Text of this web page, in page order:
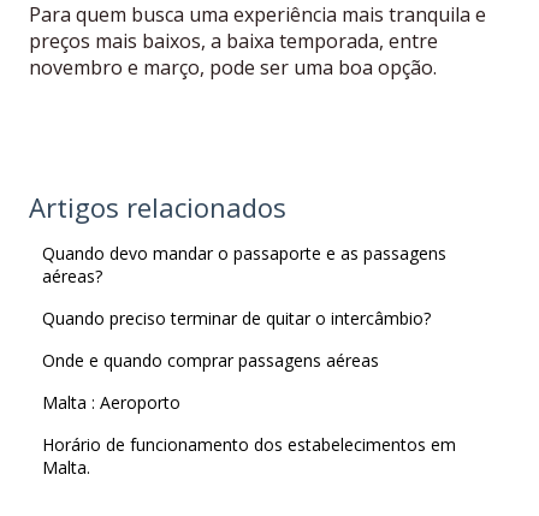
Para quem busca uma experiência mais tranquila e
preços mais baixos, a baixa temporada, entre
novembro e março, pode ser uma boa opção.
Artigos relacionados
Quando devo mandar o passaporte e as passagens
aéreas?
Quando preciso terminar de quitar o intercâmbio?
Onde e quando comprar passagens aéreas
Malta : Aeroporto
Horário de funcionamento dos estabelecimentos em
Malta.